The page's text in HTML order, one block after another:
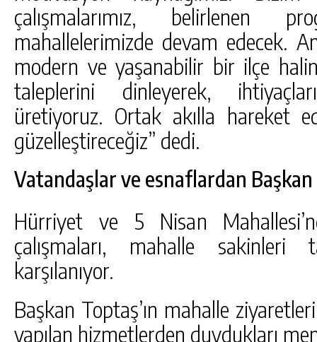
çalışmalarımız, belirlenen
mahallelerimizde devam edecek.
modern ve yaşanabilir bir ilçe
taleplerini dinleyerek,
üretiyoruz. Ortak akılla hareket
güzelleştireceğiz” dedi.
Vatandaşlar ve esnaflardan
Hürriyet ve 5 Nisan
çalışmaları, mahalle sakinleri
karşılanıyor.
Başkan Toptaş’ın mahalle
yapılan hizmetlerden duydukları